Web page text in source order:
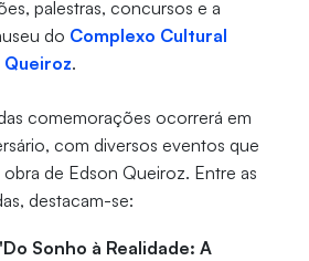
palestras, concursos e a
do Complexo Cultural
Queiroz.
comemorações ocorrerá em
com diversos eventos que
de Edson Queiroz. Entre as
destacam-se:
Sonho à Realidade: A